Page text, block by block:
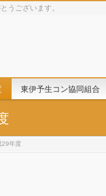
うございます。
東伊予生コン協同組合
年度